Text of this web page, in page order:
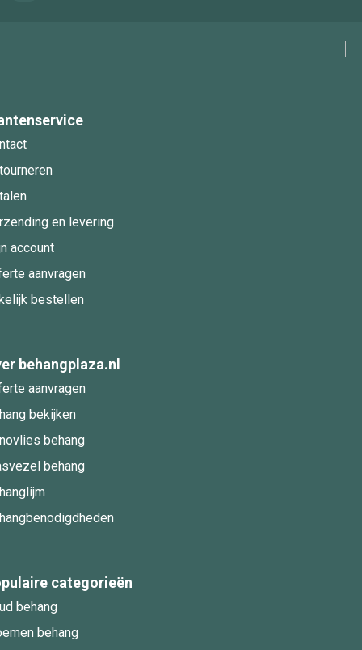
en levering
account
aanvragen
bestellen
behangplaza.nl
aanvragen
bekijken
behang
behang
categorieën
behang
behang